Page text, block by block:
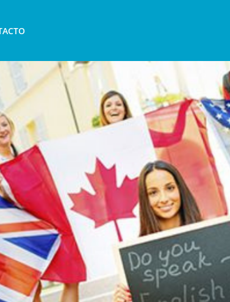
preguntas